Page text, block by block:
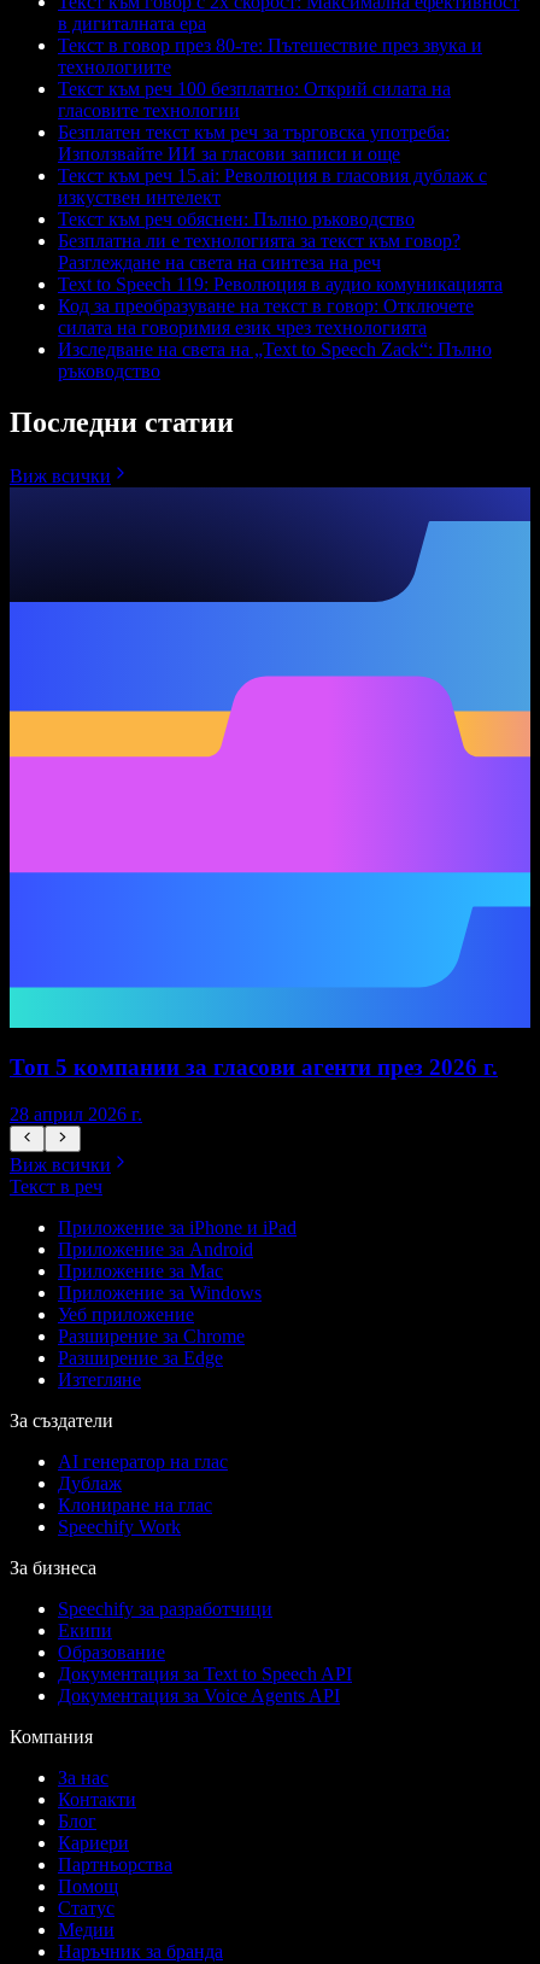
в дигиталната ера
Текст в говор през 80-те: Пътешествие през звука и
технологиите
Текст към реч 100 безплатно: Открий силата на
гласовите технологии
Безплатен текст към реч за търговска употреба:
Използвайте ИИ за гласови записи и още
Текст към реч 15.ai: Революция в гласовия дублаж с
изкуствен интелект
Текст към реч обяснен: Пълно ръководство
Безплатна ли е технологията за текст към говор?
Разглеждане на света на синтеза на реч
Text to Speech 119: Революция в аудио комуникацията
Код за преобразуване на текст в говор: Отключете
силата на говоримия език чрез технологията
Изследване на света на „Text to Speech Zack“: Пълно
ръководство
Последни статии
Виж всички
Топ 5 компании за гласови агенти през 2026 г.
28 април 2026 г.
Виж всички
Текст в реч
Приложение за iPhone и iPad
Приложение за Android
Приложение за Mac
Приложение за Windows
Уеб приложение
Разширение за Chrome
Разширение за Edge
Изтегляне
За създатели
AI генератор на глас
Дублаж
Клониране на глас
Speechify Work
За бизнеса
Speechify за разработчици
Екипи
Образование
Документация за Text to Speech API
Документация за Voice Agents API
Компания
За нас
Контакти
Блог
Кариери
Партньорства
Помощ
Статус
Медии
Наръчник за бранда